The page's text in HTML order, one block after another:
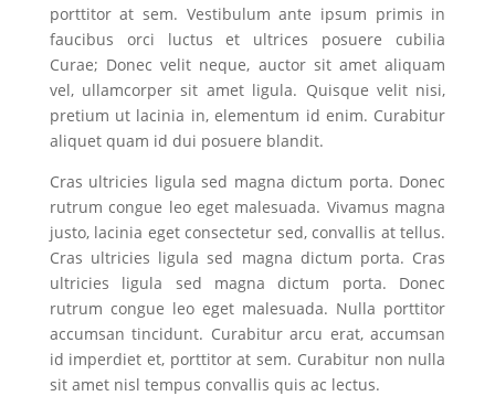
porttitor at sem. Vestibulum ante ipsum primis in
faucibus orci luctus et ultrices posuere cubilia
Curae; Donec velit neque, auctor sit amet aliquam
vel, ullamcorper sit amet ligula. Quisque velit nisi,
pretium ut lacinia in, elementum id enim. Curabitur
aliquet quam id dui posuere blandit.
Cras ultricies ligula sed magna dictum porta. Donec
rutrum congue leo eget malesuada. Vivamus magna
justo, lacinia eget consectetur sed, convallis at tellus.
Cras ultricies ligula sed magna dictum porta. Cras
ultricies ligula sed magna dictum porta. Donec
rutrum congue leo eget malesuada. Nulla porttitor
accumsan tincidunt. Curabitur arcu erat, accumsan
id imperdiet et, porttitor at sem. Curabitur non nulla
sit amet nisl tempus convallis quis ac lectus.